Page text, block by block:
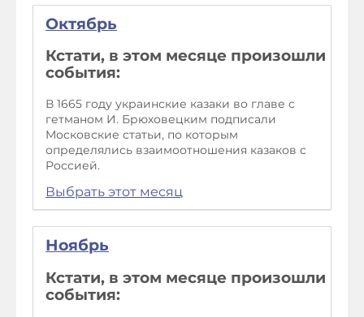
Октябрь
Кстати, в этом месяце произошли
события:
В 1665 году украинские казаки во главе с
гетманом И. Брюховецким подписали
Московские статьи, по которым
определялись взаимоотношения казаков с
Россией.
Выбрать этот месяц
Ноябрь
Кстати, в этом месяце произошли
события: